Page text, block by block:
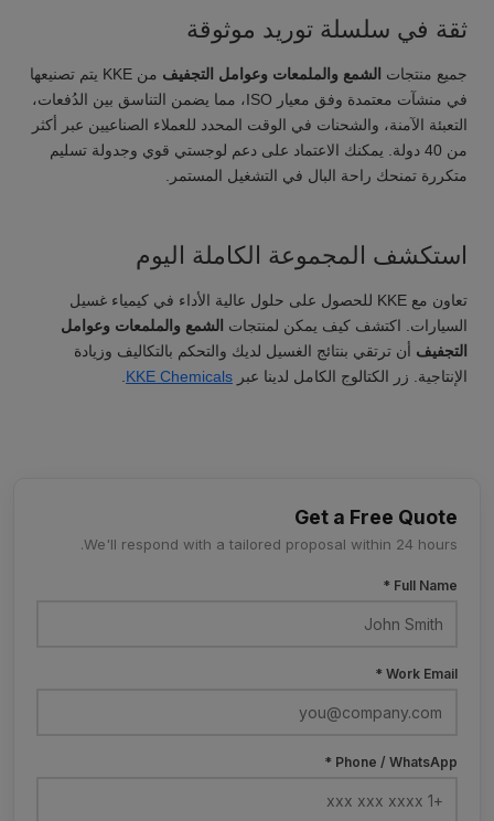
ثقة في سلسلة توريد موثوقة
جميع منتجات الشمع والملمعات وعوامل التجفيف
من KKE يتم تصنيعها
في منشآت معتمدة وفق معيار ISO، مما يضمن التناسق بين الدُفعات،
التعبئة الآمنة، والشحنات في الوقت المحدد للعملاء الصناعيين عبر أكثر
من 40 دولة. يمكنك الاعتماد على دعم لوجستي قوي وجدولة تسليم
متكررة تمنحك راحة البال في التشغيل المستمر.
استكشف المجموعة الكاملة اليوم
تعاون مع KKE للحصول على حلول عالية الأداء في كيمياء غسيل
السيارات. اكتشف كيف يمكن لمنتجات الشمع والملمعات وعوامل
التجفيف أن ترتقي بنتائج الغسيل لديك والتحكم بالتكاليف وزيادة
الإنتاجية. زر الكتالوج الكامل لدينا عبر KKE Chemicals
Get a Free Quote
We'll respond with a tailored proposal within 24 hours.
Full Name *
Work Email *
Phone / WhatsApp *